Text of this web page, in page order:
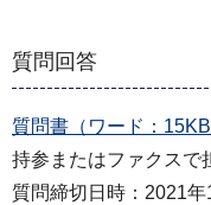
質問回答
質問書（ワード：15KB
持参またはファクスで
質問締切日時：2021